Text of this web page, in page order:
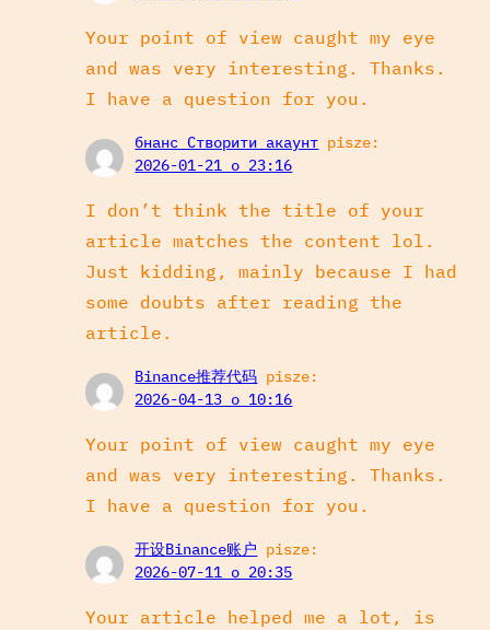
Your point of view caught my eye
and was very interesting. Thanks.
I have a question for you.
бнанс Створити акаунт pisze:
2026-01-21 o 23:16
I don’t think the title of your
article matches the content lol.
Just kidding, mainly because I had
some doubts after reading the
article.
Binance推荐代码 pisze:
2026-04-13 o 10:16
Your point of view caught my eye
and was very interesting. Thanks.
I have a question for you.
开设Binance账户 pisze:
2026-07-11 o 20:35
Your article helped me a lot, is